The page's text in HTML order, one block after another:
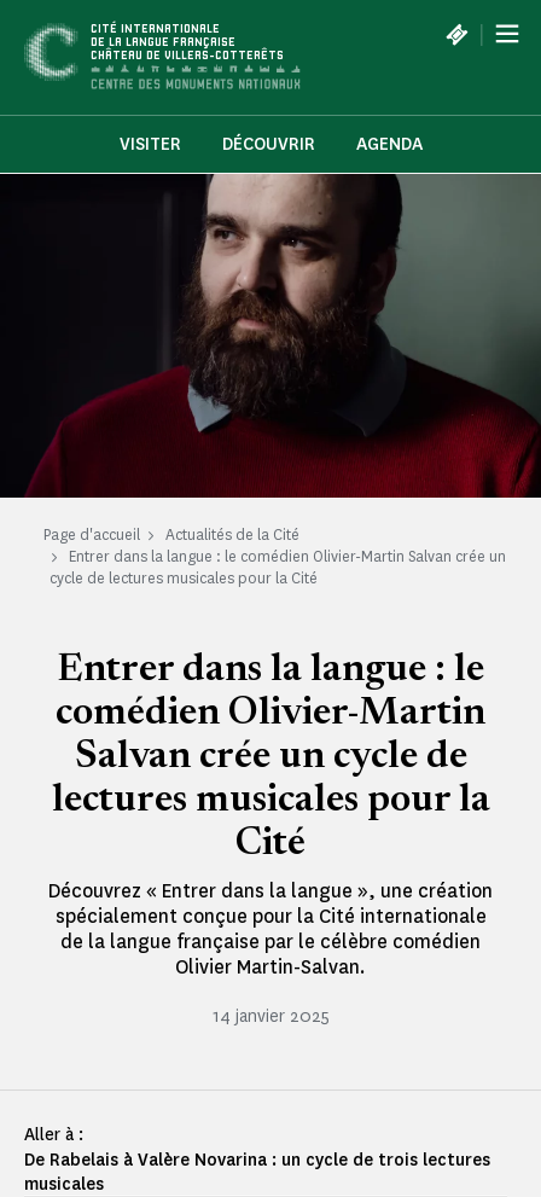
CITÉ INTERNATIONALE
DE LA LANGUE FRANÇAISE
CHÂTEAU DE VILLERS-COTTERÊTS
|
VISITER DÉCOUVRIR AGENDA
Page d'accueil
Actualités de la Cité
Entrer dans la langue : le comédien Olivier-Martin Salvan crée un
cycle de lectures musicales pour la Cité
Entrer dans la langue : le
comédien Olivier-Martin
Salvan crée un cycle de
lectures musicales pour la
Cité
Découvrez « Entrer dans la langue », une création
spécialement conçue pour la Cité internationale
de la langue française par le célèbre comédien
Olivier Martin-Salvan.
14 janvier 2025
Aller à :
De Rabelais à Valère Novarina : un cycle de trois lectures
musicales